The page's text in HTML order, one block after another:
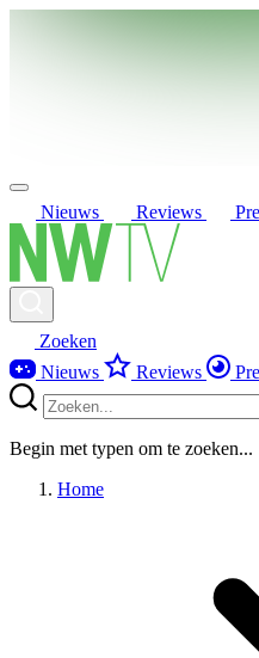
Nieuws Reviews
Zoeken
Nieuws
Reviews
Begin met typen om te zoeken...
Home